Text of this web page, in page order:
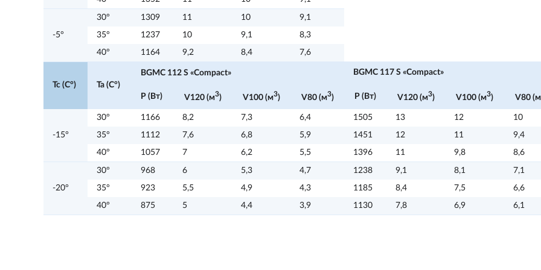
-5°
30° 1309 11 10 9,1
35° 1237 10 9,1 8,3
40° 1164 9,2 8,4 7,6
Tc (C°) Ta (C°)
BGMC 112 S «Compact» BGMC 117 S «Compact»
P (Вт) V120 (м3) V100 (м3) V80 (м3) P (Вт) V120 (м3) V100 (м3) V80 (м
-15°
30° 1166 8,2 7,3 6,4 1505 13 12 10
35° 1112 7,6 6,8 5,9 1451 12 11 9,4
40° 1057 7 6,2 5,5 1396 11 9,8 8,6
-20°
30° 968 6 5,3 4,7 1238 9,1 8,1 7,1
35° 923 5,5 4,9 4,3 1185 8,4 7,5 6,6
40° 875 5 4,4 3,9 1130 7,8 6,9 6,1